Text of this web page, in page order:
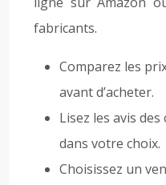
fabricants.
Comparez les
avant d’acheter.
Lisez les avis
dans votre choix.
Choisissez un